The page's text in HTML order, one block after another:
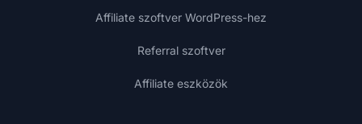
Affiliate szoftver WordPress-hez
Referral szoftver
Affiliate eszközök